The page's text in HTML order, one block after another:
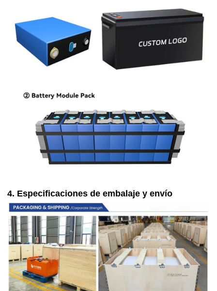
4. Especificaciones de embalaje y envío